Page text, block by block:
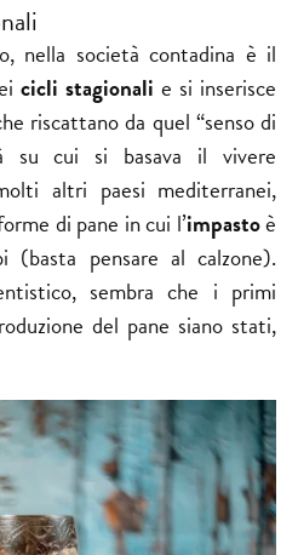
, nella società contadina è il
cicli stagionali e si inserisce
riscattano da quel “senso di
su cui si basava il vivere
altri paesi mediterranei,
di pane in cui l’impastoè
pensare al calzone).
sembra che i primi
del pane siano stati,